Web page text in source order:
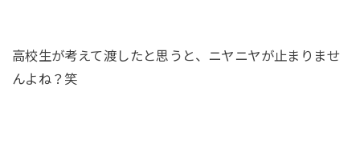
高校生が考えて渡したと思うと、ニヤニヤが止まりませ
んよね？笑